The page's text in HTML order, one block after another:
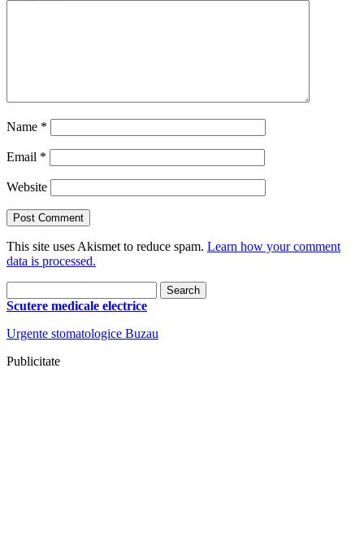
Name *
Email *
Website
This site uses Akismet to reduce spam. Learn how your comment
data is processed.
for:
Scutere medicale electrice
Urgente stomatologice Buzau
Publicitate